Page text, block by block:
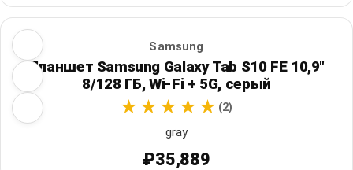
Samsung
Планшет Samsung Galaxy Tab S10 FE 10,9"
8/128 ГБ, Wi‑Fi + 5G, серый
(2)
gray
₽35,889